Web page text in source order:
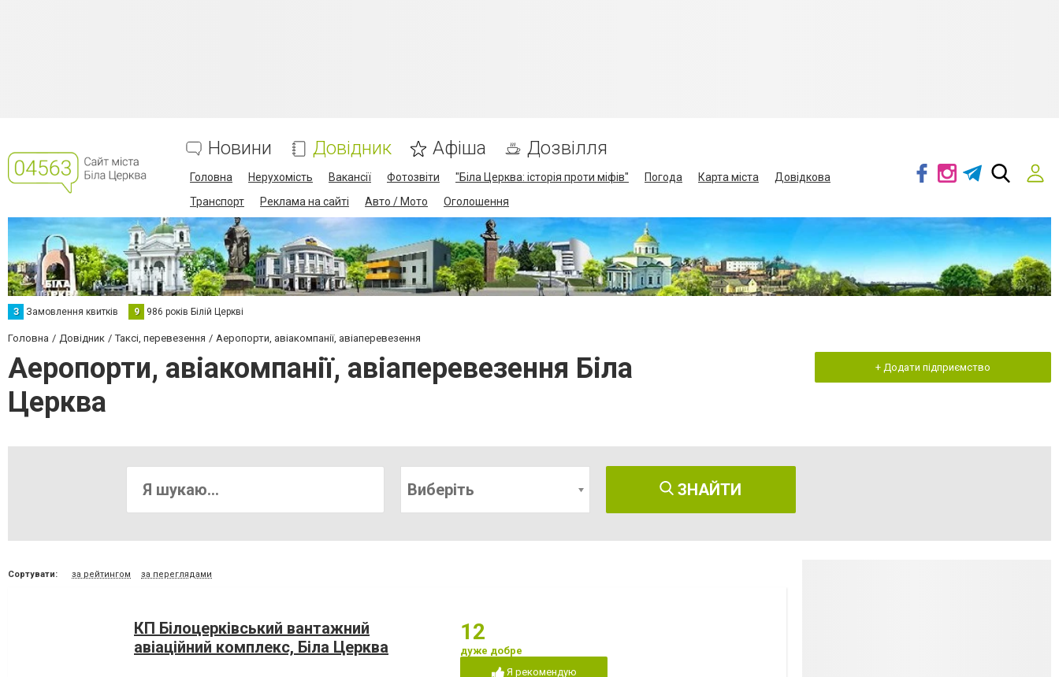
Новини Довідник Афіша Дозвілля
Головна Нерухомість Вакансії Фотозвіти "Біла Церква: історія проти міфів" Погода Карта міста
Довідкова
Транспорт
Реклама на сайті Авто / Мото Оголошення
З Замовлення квитків 9 986 років Білій Церкві
Головна Довідник Таксі, перевезення Аеропорти, авіакомпанії, авіаперевезення
Аеропорти, авіакомпанії, авіаперевезення Біла
Церква
+ Додати підприємство
Виберіть ЗНАЙТИ
Сортувати: за рейтингом за переглядами
КП Білоцерківський вантажний
авіаційний комплекс, Біла Церква
12
дуже добре
Я рекомендую